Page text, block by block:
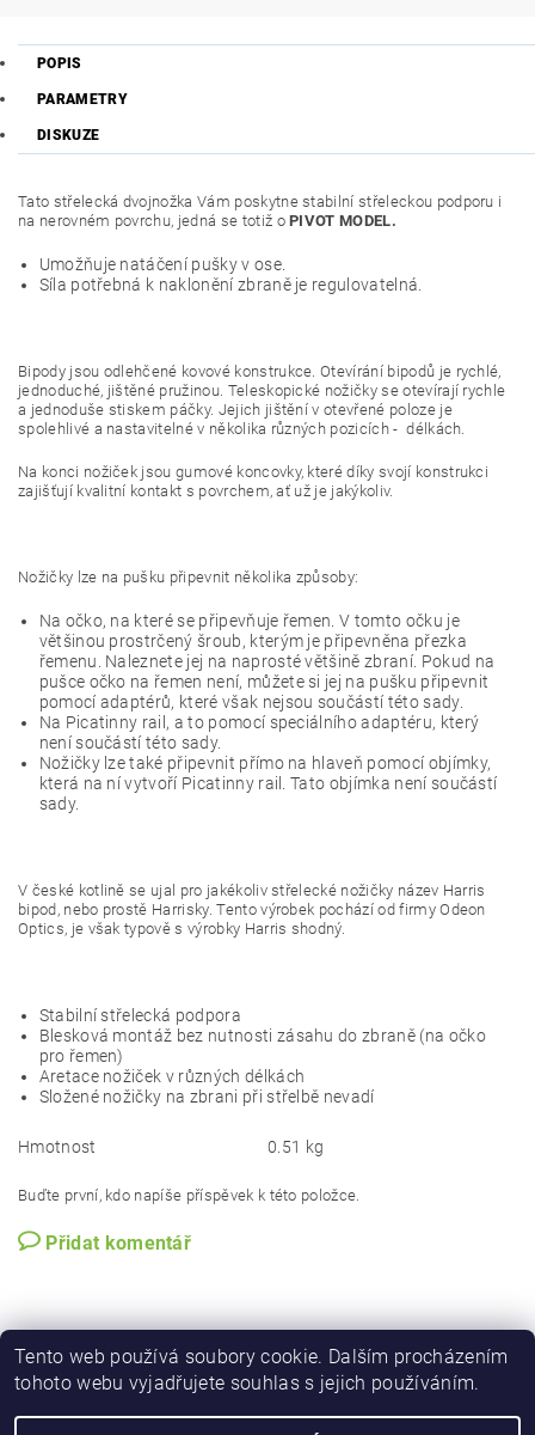
POPIS
PARAMETRY
DISKUZE
Tato střelecká dvojnožka Vám poskytne stabilní střeleckou podporu i
na nerovném povrchu, jedná se totiž oPIVOT MODEL.
Umožňuje natáčení pušky v ose.
Síla potřebná k naklonění zbraně je regulovatelná.
Bipody jsou odlehčené kovové konstrukce. Otevírání bipodů je rychlé,
jednoduché, jištěné pružinou. Teleskopické nožičky se otevírají rychle
a jednoduše stiskem páčky. Jejich jištění v otevřené poloze je
spolehlivé a nastavitelné v několika různých pozicích - délkách.
Na konci nožiček jsou gumové koncovky, které díky svojí konstrukci
zajišťují kvalitní kontakt s povrchem, ať už je jakýkoliv.
Nožičky lze na pušku připevnit několika způsoby:
Na očko, na které se připevňuje řemen. V tomto očku je
většinou prostrčený šroub, kterým je připevněna přezka
řemenu. Naleznete jej na naprosté většině zbraní. Pokud na
pušce očko na řemen není, můžete si jej na pušku připevnit
pomocí adaptérů, které však nejsou součástí této sady.
Na Picatinny rail, a to pomocí speciálního adaptéru, který
není součástí této sady.
Nožičky lze také připevnit přímo na hlaveň pomocí objímky,
která na ní vytvoří Picatinny rail. Tato objímka není součástí
sady.
V české kotlině se ujal pro jakékoliv střelecké nožičky název Harris
bipod, nebo prostě Harrisky. Tento výrobek pochází od firmy Odeon
Optics, je však typově s výrobky Harris shodný.
Stabilní střelecká podpora
Blesková montáž bez nutnosti zásahu do zbraně (na očko
pro řemen)
Aretace nožiček v různých délkách
Složené nožičky na zbrani při střelbě nevadí
Hmotnost 0.51 kg
Buďte první, kdo napíše příspěvek k této položce.
Přidat komentář
Tento web používá soubory cookie. Dalším procházením
tohoto webu vyjadřujete souhlas s jejich používáním.